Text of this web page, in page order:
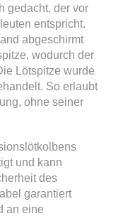
gedacht, der vor
entspricht.
abgeschirmt
wodurch der
Lötspitze wurde
So erlaubt
ohne seiner
und kann
des
garantiert
an eine